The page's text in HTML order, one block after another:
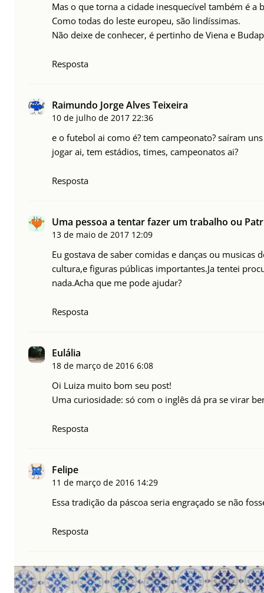
Mas o que torna a cidade inesquecível também é a
Como todas do leste europeu, são lindíssimas.
Não deixe de conhecer, é pertinho de Viena e
Resposta
Raimundo Jorge Alves Teixeira
10 de julho de 2017 22:36
e o futebol ai como é? tem campeonato? saíram
jogar ai, tem estádios, times, campeonatos ai?
Resposta
Uma pessoa a tentar fazer um trabalho ou
13 de maio de 2017 12:09
Eu gostava de saber comidas e danças ou musicas
cultura,e figuras públicas importantes.Ja tentei
nada.Acha que me pode ajudar?
Resposta
Eulália
18 de março de 2016 6:08
Oi Luiza muito bom seu post!
Uma curiosidade: só com o inglês dá pra se virar
Resposta
Felipe
11 de março de 2016 14:29
Essa tradição da páscoa seria engraçado se não
Resposta